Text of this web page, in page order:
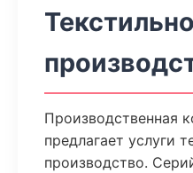
Производственная
предлагает услуги
производство.